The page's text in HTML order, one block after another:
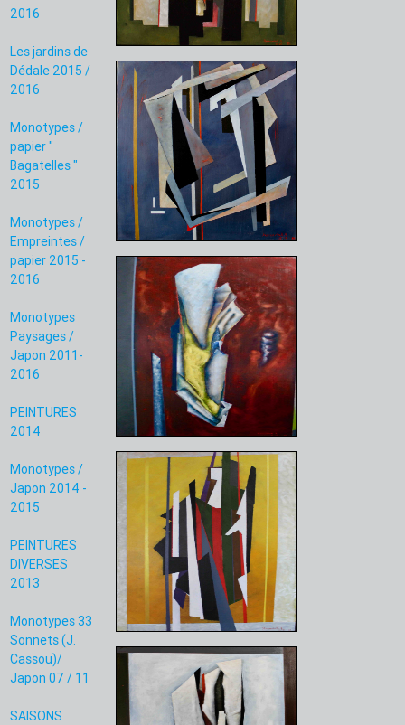
2016
Les jardins de
Dédale 2015 /
2016
Monotypes /
papier "
Bagatelles "
2015
Monotypes /
Empreintes /
papier 2015 -
2016
Monotypes
Paysages /
Japon 2011-
2016
PEINTURES
2014
Monotypes /
Japon 2014 -
2015
PEINTURES
DIVERSES
2013
Monotypes 33
Sonnets (J.
Cassou)/
Japon 07 / 11
SAISONS